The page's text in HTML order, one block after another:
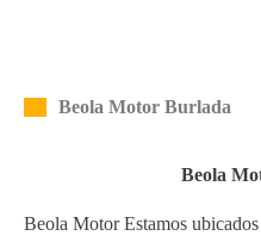
Beola Motor Burlada
Beola
Beola Motor Estamos